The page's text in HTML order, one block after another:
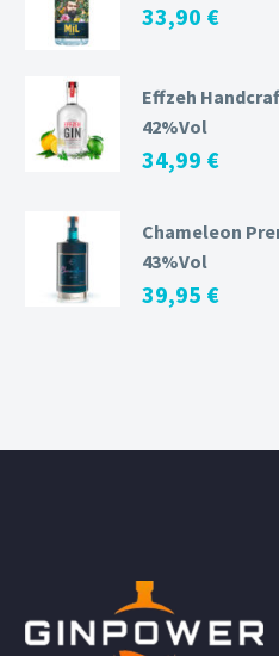
33,90 €
Effzeh
42%Vol
34,99 €
Chameleon
43%Vol
39,95 €